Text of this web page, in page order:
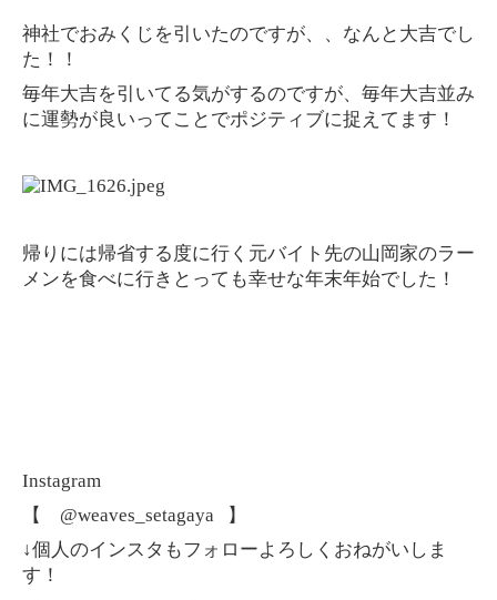
神社でおみくじを引いたのですが、、なんと大吉でし
た！！
毎年大吉を引いてる気がするのですが、毎年大吉並み
に運勢が良いってことでポジティブに捉えてます！
帰りには帰省する度に行く元バイト先の山岡家のラー
メンを食べに行きとっても幸せな年末年始でした！
Instagram
【 @weaves_setagaya 】
↓個人のインスタもフォローよろしくおねがいしま
す！